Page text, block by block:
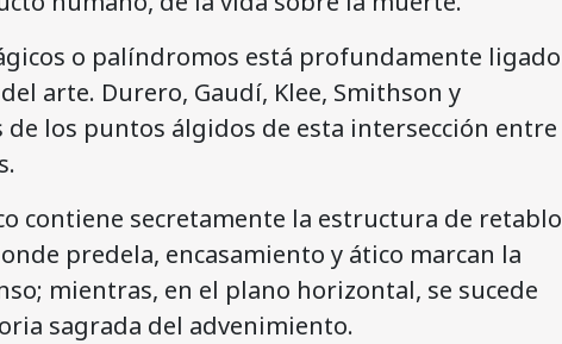
o palíndromos está profundamente ligado
arte. Durero, Gaudí, Klee, Smithson y
los puntos álgidos de esta intersección entre
contiene secretamente la estructura de retablo
predela, encasamiento y ático marcan la
mientras, en el plano horizontal, se sucede
sagrada del advenimiento.